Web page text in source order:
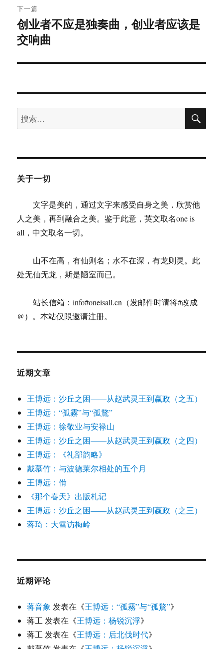
下一篇
下
篇
章：
创业者不应是独奏曲，创业者应该是
交响曲
搜
索：
搜
关于一切
文字是美的，通过文字来感受自身之美，欣赏他
人之美，再到融合之美。鉴于此意，英文取名one is
all，中文取名一切。
山不在高，有仙则名；水不在深，有龙则灵。此
处无仙无龙，斯是陋室而已。
站长信箱：info#oneisall.cn（发邮件时请将#改成
@）。本站仅限邀请注册。
近期文章
王博远：沙丘之困——从赵武灵王到嬴政（之五）
王博远：“孤霧”与“孤鶩”
王博远：徐敬业与安禄山
王博远：沙丘之困——从赵武灵王到嬴政（之四）
王博远：《礼部韵略》
戴慕竹：与波德莱尔相处的五个月
王博远：佾
《那个春天》出版札记
王博远：沙丘之困——从赵武灵王到嬴政（之三）
蒋琦：大雪访梅岭
近期评论
蒋音象 发表在《王博远：“孤霧”与“孤鶩”》
蒋工 发表在《王博远：杨锐沉浮》
蒋工 发表在《王博远：后北伐时代》